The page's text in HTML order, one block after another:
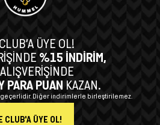
ÜYE OL!
%15 İNDİRİM,
PARA PUAN KAZAN.
Diğer indirimlerle birleştirilemez.
CLUB'A ÜYE OL!